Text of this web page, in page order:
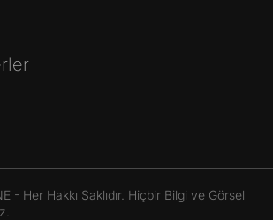
- Her Hakkı Saklıdır. Hiçbir Bilgi ve Görsel